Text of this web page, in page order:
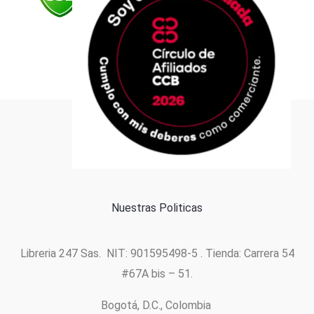
Formas de pago
Nuestras Politicas
Libreria 247 Sas. NIT: 901595498-5 . Tienda: Carrera 54
#67A bis – 51.
Bogotá, D.C., Colombia